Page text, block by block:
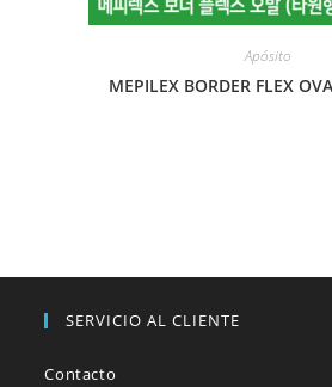
Apósito
MEPILEX BORDER FLEX
SERVICIO AL CLIENTE
Contacto